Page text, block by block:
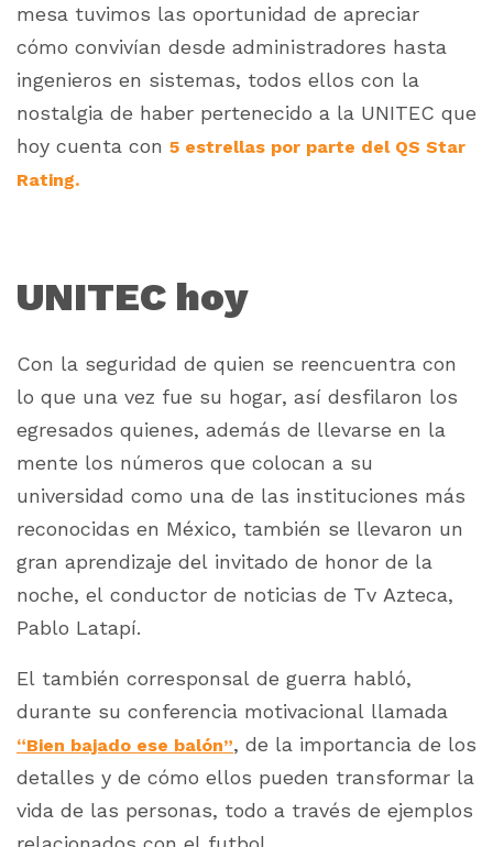
mesa tuvimos las oportunidad de apreciar
cómo convivían desde administradores hasta
ingenieros en sistemas, todos ellos con la
nostalgia de haber pertenecido a la UNITEC que
hoy cuenta con 5 estrellas por parte del QS Star
Rating.
UNITEC hoy
Con la seguridad de quien se reencuentra con
lo que una vez fue su hogar, así desfilaron los
egresados quienes, además de llevarse en la
mente los números que colocan a su
universidad como una de las instituciones más
reconocidas en México, también se llevaron un
gran aprendizaje del invitado de honor de la
noche, el conductor de noticias de Tv Azteca,
Pablo Latapí.
El también corresponsal de guerra habló,
durante su conferencia motivacional llamada
“Bien bajado ese balón”, de la importancia de los
detalles y de cómo ellos pueden transformar la
vida de las personas, todo a través de ejemplos